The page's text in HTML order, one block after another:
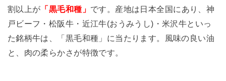
割以上が 「黒毛和種」 です。産地は日本全国にあり、神
戸ビーフ・松阪牛・近江牛(おうみうし)・米沢牛といっ
た銘柄牛は、「黒毛和種」に当たります。風味の良い油
と、肉の柔らかさが特徴です。